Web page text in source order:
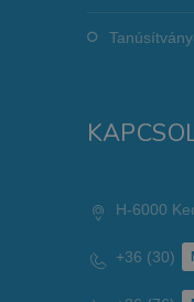
H-6000
+36 (30)